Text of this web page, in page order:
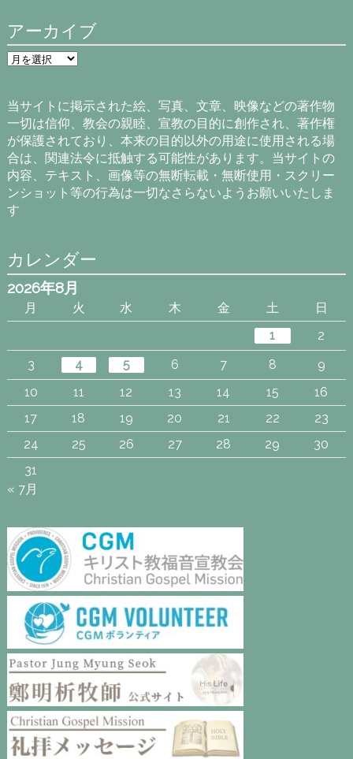
アーカイブ
ア
ー
ブ
当サイトに掲示された絵、写真、文章、映像などの著作物
一切は信仰、教会の親睦、宣教の目的に創作され、著作権
が保護されており、本来の目的以外の用途に使用される場
合は、関連法令に抵触する可能性があります。当サイトの
内容、テキスト、画像等の無断転載・無断使用・スクリー
ンショット等の行為は一切なさらないようお願いいたしま
す
カレンダー
2026年8月
月 火 水 木 金 土
日
1
2
3
4 5 6 7 8
9
10
11 12 13 14 15
16
17
18 19 20 21 22
23
24
25 26 27 28 29
30
31
« 7月